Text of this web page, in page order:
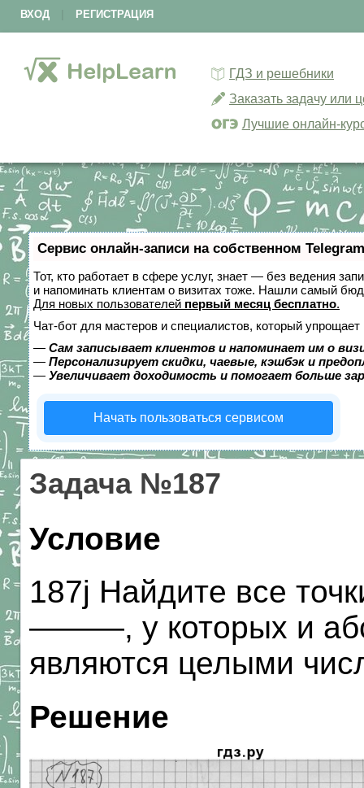
ВХОД РЕГИСТРАЦИЯ
ГДЗ и решебники
Заказать задачу или
Лучшие онлайн-
Сервис онлайн-записи на собственном
Тот, кто работает в сфере услуг, знает — без ведения
и напоминать клиентам о визитах тоже. Нашли самый
Для новых пользователей первый месяц бесплатно.
Чат-бот для мастеров и специалистов, который упрощает
— Сам записывает клиентов и напоминает им о
— Персонализирует скидки, чаевые, кэшбэк и
— Увеличивает доходимость и помогает больше
Начать пользоваться сервисом
Задача №187
Условие
187j Найдите все
———, у которых и
являются целыми
Решение